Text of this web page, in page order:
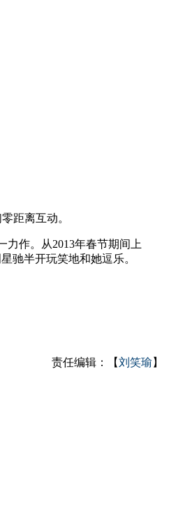
距离互动。
作。从2013年春节期间上
驰半开玩笑地和她逗乐。
责任编辑：【刘笑瑜 】